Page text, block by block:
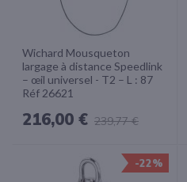
Wichard Mousqueton
largage à distance Speedlink
– œil universel - T2 – L : 87
Réf 26621
216,00 € 239,77 €
-22%